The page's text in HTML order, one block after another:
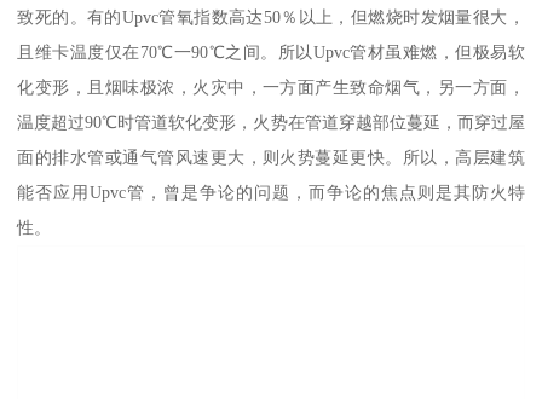
致死的。有的Upvc管氧指数高达50％以上，但燃烧时发烟量很大，
且维卡温度仅在70℃一90℃之间。所以Upvc管材虽难燃，但极易软
化变形，且烟味极浓，火灾中，一方面产生致命烟气，另一方面，
温度超过90℃时管道软化变形，火势在管道穿越部位蔓延，而穿过屋
面的排水管或通气管风速更大，则火势蔓延更快。所以，高层建筑
能否应用Upvc管，曾是争论的问题，而争论的焦点则是其防火特
性。